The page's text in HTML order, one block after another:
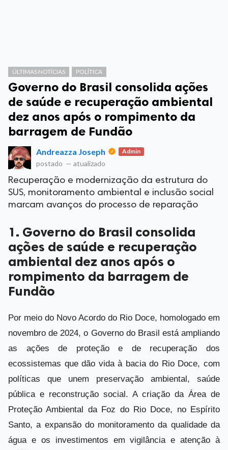
ÚLTIMAS NOTÍCIAS POLÍTICA
Governo do Brasil consolida ações
de saúde e recuperação ambiental
dez anos após o rompimento da
barragem de Fundão
Andreazza Joseph Admin
postado — atualizado
Recuperação e modernização da estrutura do
SUS, monitoramento ambiental e inclusão social
marcam avanços do processo de reparação
1. Governo do Brasil consolida
ações de saúde e recuperação
ambiental dez anos após o
rompimento da barragem de
Fundão
Por meio do Novo Acordo do Rio Doce, homologado em
novembro de 2024, o Governo do Brasil está ampliando
as ações de proteção e de recuperação dos
ecossistemas que dão vida à bacia do Rio Doce, com
políticas que unem preservação ambiental, saúde
pública e reconstrução social. A criação da Área de
Proteção Ambiental da Foz do Rio Doce, no Espírito
Santo, a expansão do monitoramento da qualidade da
água e os investimentos em vigilância e atenção à